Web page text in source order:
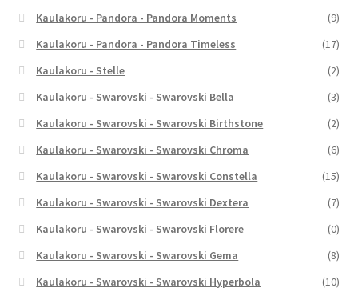
Kaulakoru - Pandora - Pandora Moments
(9)
Kaulakoru - Pandora - Pandora Timeless
(17)
Kaulakoru - Stelle
(2)
Kaulakoru - Swarovski - Swarovski Bella
(3)
Kaulakoru - Swarovski - Swarovski Birthstone
(2)
Kaulakoru - Swarovski - Swarovski Chroma
(6)
Kaulakoru - Swarovski - Swarovski Constella
(15)
Kaulakoru - Swarovski - Swarovski Dextera
(7)
Kaulakoru - Swarovski - Swarovski Florere
(0)
Kaulakoru - Swarovski - Swarovski Gema
(8)
Kaulakoru - Swarovski - Swarovski Hyperbola
(10)